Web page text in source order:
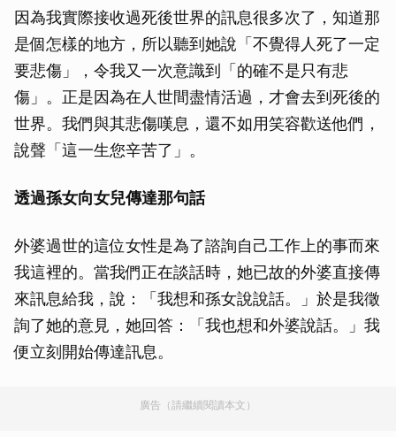
因為我實際接收過死後世界的訊息很多次了，知道那
是個怎樣的地方，所以聽到她說「不覺得人死了一定
要悲傷」，令我又一次意識到「的確不是只有悲
傷」。正是因為在人世間盡情活過，才會去到死後的
世界。我們與其悲傷嘆息，還不如用笑容歡送他們，
說聲「這一生您辛苦了」。
透過孫女向女兒傳達那句話
外婆過世的這位女性是為了諮詢自己工作上的事而來
我這裡的。當我們正在談話時，她已故的外婆直接傳
來訊息給我，說：「我想和孫女說說話。」於是我徵
詢了她的意見，她回答：「我也想和外婆說話。」我
便立刻開始傳達訊息。
廣告（請繼續閱讀本文）